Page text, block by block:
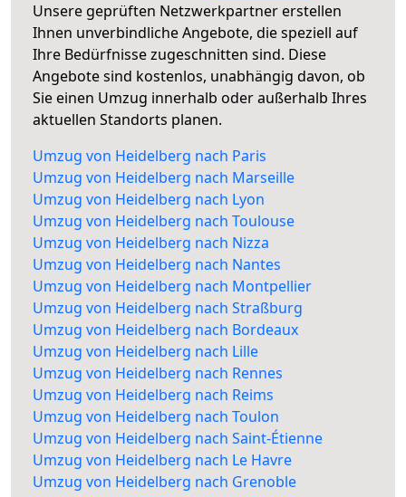
Unsere geprüften Netzwerkpartner erstellen
Ihnen unverbindliche Angebote, die speziell auf
Ihre Bedürfnisse zugeschnitten sind. Diese
Angebote sind kostenlos, unabhängig davon, ob
Sie einen Umzug innerhalb oder außerhalb Ihres
aktuellen Standorts planen.
Umzug von Heidelberg nach Paris
Umzug von Heidelberg nach Marseille
Umzug von Heidelberg nach Lyon
Umzug von Heidelberg nach Toulouse
Umzug von Heidelberg nach Nizza
Umzug von Heidelberg nach Nantes
Umzug von Heidelberg nach Montpellier
Umzug von Heidelberg nach Straßburg
Umzug von Heidelberg nach Bordeaux
Umzug von Heidelberg nach Lille
Umzug von Heidelberg nach Rennes
Umzug von Heidelberg nach Reims
Umzug von Heidelberg nach Toulon
Umzug von Heidelberg nach Saint-Étienne
Umzug von Heidelberg nach Le Havre
Umzug von Heidelberg nach Grenoble